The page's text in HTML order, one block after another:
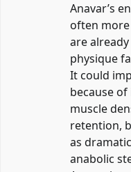
Anavar’s
often
are
physique
It could
because
muscle
retention,
as
anabolic